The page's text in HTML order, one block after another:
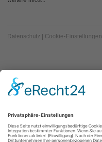
Datenschutz | Cookie-Einstellungen